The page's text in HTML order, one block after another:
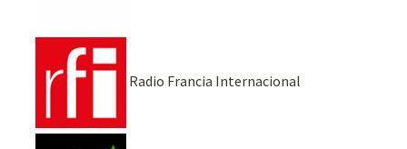
Radio Francia Internacional